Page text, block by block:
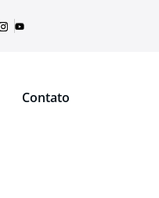
Contato